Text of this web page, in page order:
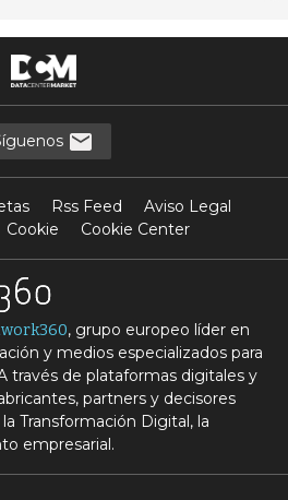
Rss Feed
Aviso Legal
Cookie Cookie Center
, grupo europeo líder en
y medios especializados para
través de plataformas digitales y
partners y decisores
Transformación Digital, la
empresarial.